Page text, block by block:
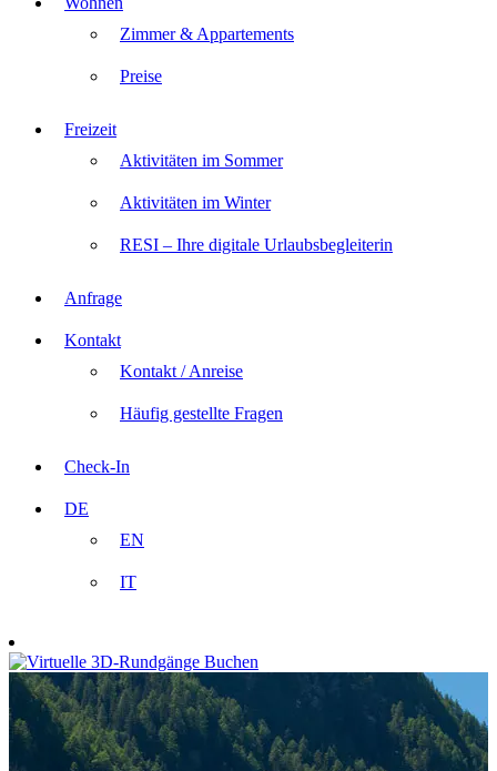
Zimmer & Appartements
Preise
Freizeit
Aktivitäten im Sommer
Aktivitäten im Winter
RESI – Ihre digitale Urlaubsbegleiterin
Anfrage
Kontakt
Kontakt / Anreise
Häufig gestellte Fragen
Check-In
DE
EN
IT
Buchen